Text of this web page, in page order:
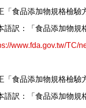
「食品添加物規格檢驗
語訳：「食品添加物規
www.fda.gov.tw/TC/
「食品添加物規格檢驗
語訳：「食品添加物規